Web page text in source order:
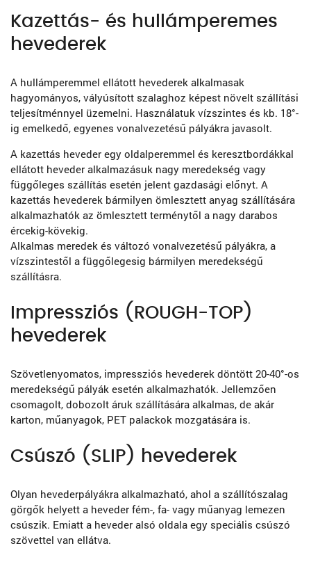
Kazettás- és hullámperemes
hevederek
A hullámperemmel ellátott hevederek alkalmasak
hagyományos, vályúsított szalaghoz képest növelt szállítási
teljesítménnyel üzemelni. Használatuk vízszintes és kb. 18°-
ig emelkedő, egyenes vonalvezetésű pályákra javasolt.
A kazettás heveder egy oldalperemmel és keresztbordákkal
ellátott heveder alkalmazásuk nagy meredekség vagy
függőleges szállítás esetén jelent gazdasági előnyt. A
kazettás hevederek bármilyen ömlesztett anyag szállítására
alkalmazhatók az ömlesztett terménytől a nagy darabos
ércekig-kövekig.
Alkalmas meredek és változó vonalvezetésű pályákra, a
vízszintestől a függőlegesig bármilyen meredekségű
szállításra.
Impressziós (ROUGH-TOP)
hevederek
Szövetlenyomatos, impressziós hevederek döntött 20-40°-os
meredekségű pályák esetén alkalmazhatók. Jellemzően
csomagolt, dobozolt áruk szállítására alkalmas, de akár
karton, műanyagok, PET palackok mozgatására is.
Csúszó (SLIP) hevederek
Olyan hevederpályákra alkalmazható, ahol a szállítószalag
görgők helyett a heveder fém-, fa- vagy műanyag lemezen
csúszik. Emiatt a heveder alsó oldala egy speciális csúszó
szövettel van ellátva.